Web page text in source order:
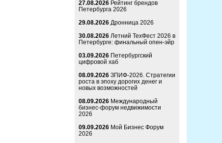
27.08.2026 Рейтинг брендов
Петербурга 2026
29.08.2026 Дронница 2026
30.08.2026 Летний ТехФест 2026 в
Петербурге: финальный опен-эйр
03.09.2026 Петербургский
цифровой хаб
08.09.2026 ЗПИФ-2026. Стратегии
роста в эпоху дорогих денег и
новых возможностей
08.09.2026 Международный
бизнес-форум недвижимости
2026
09.09.2026 Мой Бизнес Форум
2026